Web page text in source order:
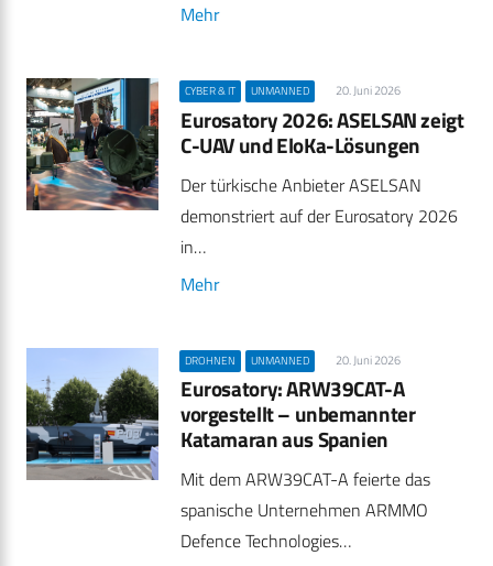
Mehr
CYBER & IT UNMANNED 20. Juni 2026
Eurosatory 2026: ASELSAN zeigt
C-UAV und EloKa-Lösungen
Der türkische Anbieter ASELSAN
demonstriert auf der Eurosatory 2026
in…
Mehr
DROHNEN UNMANNED 20. Juni 2026
Eurosatory: ARW39CAT-A
vorgestellt – unbemannter
Katamaran aus Spanien
Mit dem ARW39CAT-A feierte das
spanische Unternehmen ARMMO
Defence Technologies…